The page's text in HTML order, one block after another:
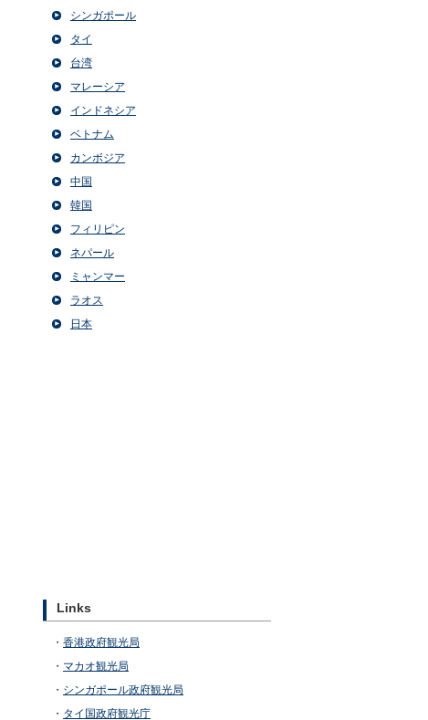
シンガポール
タイ
台湾
マレーシア
インドネシア
ベトナム
カンボジア
中国
韓国
フィリピン
ネパール
ミャンマー
ラオス
日本
Links
・ 香港政府観光局
・ マカオ観光局
・ シンガポール政府観光局
・ タイ国政府観光庁